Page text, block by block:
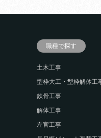
職種で探す
土木工事
型枠大工・型枠解体工
鉄骨工事
解体工事
左官工事